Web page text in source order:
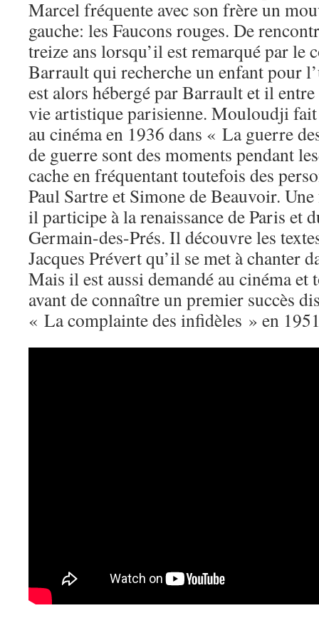
Marcel fréquente avec son frère un
gauche: les Faucons rouges. De
treize ans lorsqu’il est remarqué par le
Barrault qui recherche un enfant pour
est alors hébergé par Barrault et il
vie artistique parisienne. Mouloudji fait
au cinéma en 1936 dans « La guerre
de guerre sont des moments pendant
cache en fréquentant toutefois des
Paul Sartre et Simone de Beauvoir.
il participe à la renaissance de Paris et
Germain-des-Prés. Il découvre les
Jacques Prévert qu’il se met à chanter
Mais il est aussi demandé au cinéma
avant de connaître un premier succès
« La complainte des infidèles » en